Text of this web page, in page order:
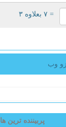
= ۷ بعلاوه ۳
وب
پربیننده ترین ها